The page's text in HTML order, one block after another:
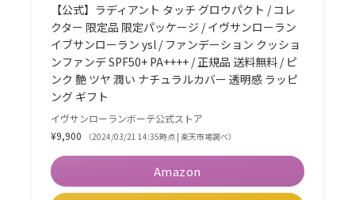
【公式】ラディアント タッチ グロウパクト / コレ
クター 限定品 限定パッケージ / イヴサンローラン
イブサンローラン ysl / ファンデーション クッショ
ンファンデ SPF50+ PA++++ / 正規品 送料無料 / ピ
ンク 艶 ツヤ 潤い ナチュラルカバー 透明感 ラッピ
ング ギフト
イヴサンローランボーテ公式ストア
¥9,900
（2024/03/21 14:35時点 | 楽天市場調べ）
Amazon